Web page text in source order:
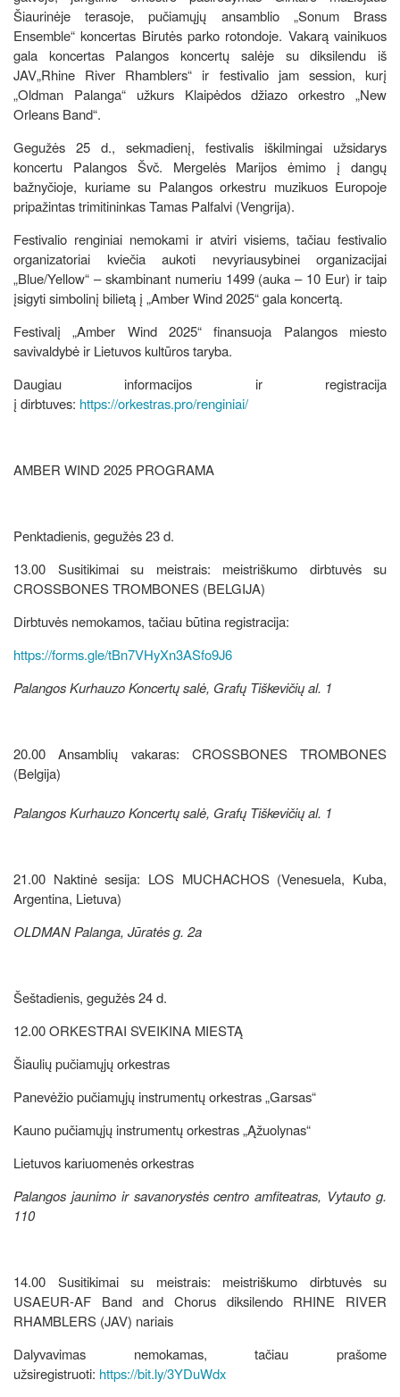
Šiaurinėje terasoje, pučiamųjų ansamblio „Sonum Brass
Ensemble“ koncertas Birutės parko rotondoje. Vakarą vainikuos
gala koncertas Palangos koncertų salėje su diksilendu iš
JAV„Rhine River Rhamblers“ ir festivalio jam session, kurį
„Oldman Palanga“ užkurs Klaipėdos džiazo orkestro „New
Orleans Band“.
Gegužės 25 d., sekmadienį, festivalis iškilmingai užsidarys
koncertu Palangos Švč. Mergelės Marijos ėmimo į dangų
bažnyčioje, kuriame su Palangos orkestru muzikuos Europoje
pripažintas trimitininkas Tamas Palfalvi (Vengrija).
Festivalio renginiai nemokami ir atviri visiems, tačiau festivalio
organizatoriai kviečia aukoti nevyriausybinei organizacijai
„Blue/Yellow“ – skambinant numeriu 1499 (auka – 10 Eur) ir taip
įsigyti simbolinį bilietą į „Amber Wind 2025“ gala koncertą.
Festivalį „Amber Wind 2025“ finansuoja Palangos miesto
savivaldybė ir Lietuvos kultūros taryba.
Daugiau informacijos ir registracija
į dirbtuves: https://orkestras.pro/renginiai/
AMBER WIND 2025 PROGRAMA
Penktadienis, gegužės 23 d.
13.00 Susitikimai su meistrais: meistriškumo dirbtuvės su
CROSSBONES TROMBONES (BELGIJA)
Dirbtuvės nemokamos, tačiau būtina registracija:
https://forms.gle/tBn7VHyXn3ASfo9J6
Palangos Kurhauzo Koncertų salė, Grafų Tiškevičių al. 1
20.00 Ansamblių vakaras: CROSSBONES TROMBONES
(Belgija)
Palangos Kurhauzo Koncertų salė, Grafų Tiškevičių al. 1
21.00 Naktinė sesija: LOS MUCHACHOS (Venesuela, Kuba,
Argentina, Lietuva)
OLDMAN Palanga, Jūratės g. 2a
Šeštadienis, gegužės 24 d.
12.00 ORKESTRAI SVEIKINA MIESTĄ
Šiaulių pučiamųjų orkestras
Panevėžio pučiamųjų instrumentų orkestras „Garsas“
Kauno pučiamųjų instrumentų orkestras „Ąžuolynas“
Lietuvos kariuomenės orkestras
Palangos jaunimo ir savanorystės centro amfiteatras, Vytauto g.
110
14.00 Susitikimai su meistrais: meistriškumo dirbtuvės su
USAEUR-AF Band and Chorus diksilendo RHINE RIVER
RHAMBLERS (JAV) nariais
Dalyvavimas nemokamas, tačiau prašome
užsiregistruoti: https://bit.ly/3YDuWdx